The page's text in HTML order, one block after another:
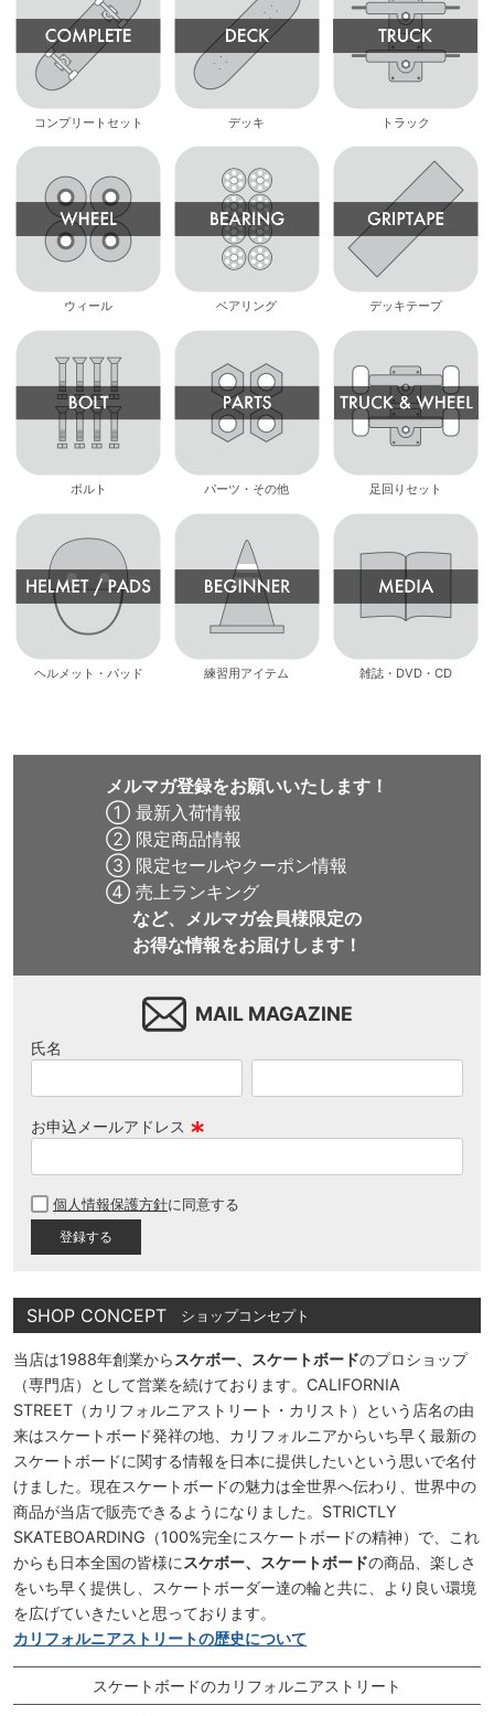
コンプリートセット デッキ トラック
ウィール ベアリング デッキテープ
ボルト パーツ・その他 足回りセット
ヘルメット・パッド 練習用アイテム 雑誌・DVD・CD
メルマガ登録をお願いいたします！
① 最新入荷情報
② 限定商品情報
③ 限定セールやクーポン情報
④ 売上ランキング
など、メルマガ会員様限定の
お得な情報をお届けします！
MAIL MAGAZINE
氏名
お申込メールアドレス
須
個人情報保護方針に同意する
SHOP CONCEPT ショップコンセプト
当店は1988年創業から スケボー、スケートボードのプロショップ
（専門店）として営業を続けております。CALIFORNIA
STREET（カリフォルニアストリート・カリスト）という店名の由
来はスケートボード発祥の地、カリフォルニアからいち早く最新の
スケートボードに関する情報を日本に提供したいという思いで名付
けました。現在スケートボードの魅力は全世界へ伝わり、世界中の
商品が当店で販売できるようになりました。STRICTLY
SKATEBOARDING（100%完全にスケートボードの精神）で、これ
からも日本全国の皆様に スケボー、スケートボードの商品、楽しさ
をいち早く提供し、スケートボーダー達の輪と共に、より良い環境
を広げていきたいと思っております。
カリフォルニアストリートの歴史について
スケートボードのカリフォルニアストリート